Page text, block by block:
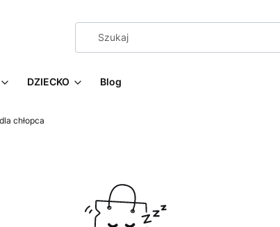
DZIECKO Blog
chłopca